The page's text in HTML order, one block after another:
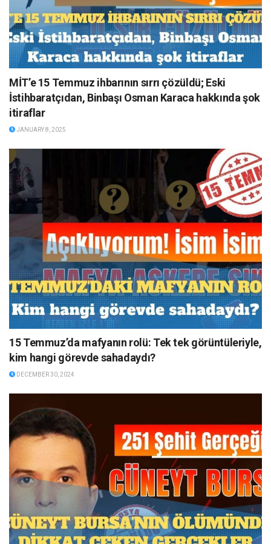
MİT’e 15 Temmuz ihbarının sırrı çözüldü; Eski
İstihbaratçıdan, Binbaşı Osman Karaca hakkında şok
itiraflar
JANUARY 8, 2025
15 Temmuz’da mafyanın rolü: Tek tek görüntüleriyle,
kim hangi görevde sahadaydı?
DECEMBER 30, 2024